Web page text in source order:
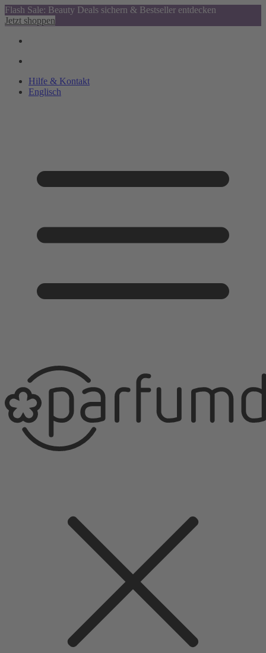
Flash Sale: Beauty Deals sichern & Bestseller entdecken
Jetzt shoppen
Hilfe & Kontakt
Englisch